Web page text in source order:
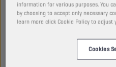
information for various purposes. You
by choosing to accept only necessary
learn more click Cookie Policy to adjust
Cookies